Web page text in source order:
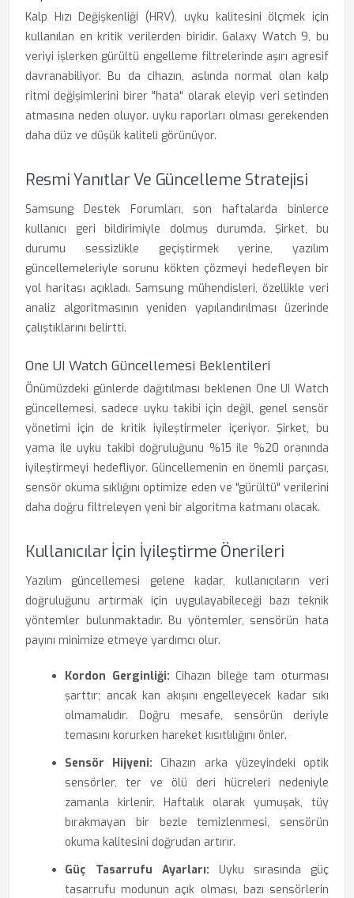
Kalp Hızı Değişkenliği (HRV), uyku kalitesini ölçmek için
kullanılan en kritik verilerden biridir. Galaxy Watch 9, bu
veriyi işlerken gürültü engelleme filtrelerinde aşırı agresif
davranabiliyor. Bu da cihazın, aslında normal olan kalp
ritmi değişimlerini birer "hata" olarak eleyip veri setinden
atmasına neden oluyor. uyku raporları olması gerekenden
daha düz ve düşük kaliteli görünüyor.
Resmi Yanıtlar Ve Güncelleme Stratejisi
Samsung Destek Forumları, son haftalarda binlerce
kullanıcı geri bildirimiyle dolmuş durumda. Şirket, bu
durumu sessizlikle geçiştirmek yerine, yazılım
güncellemeleriyle sorunu kökten çözmeyi hedefleyen bir
yol haritası açıkladı. Samsung mühendisleri, özellikle veri
analiz algoritmasının yeniden yapılandırılması üzerinde
çalıştıklarını belirtti.
One UI Watch Güncellemesi Beklentileri
Önümüzdeki günlerde dağıtılması beklenen One UI Watch
güncellemesi, sadece uyku takibi için değil, genel sensör
yönetimi için de kritik iyileştirmeler içeriyor. Şirket, bu
yama ile uyku takibi doğruluğunu %15 ile %20 oranında
iyileştirmeyi hedefliyor. Güncellemenin en önemli parçası,
sensör okuma sıklığını optimize eden ve "gürültü" verilerini
daha doğru filtreleyen yeni bir algoritma katmanı olacak.
Kullanıcılar İçin İyileştirme Önerileri
Yazılım güncellemesi gelene kadar, kullanıcıların veri
doğruluğunu artırmak için uygulayabileceği bazı teknik
yöntemler bulunmaktadır. Bu yöntemler, sensörün hata
payını minimize etmeye yardımcı olur.
Kordon Gerginliği: Cihazın bileğe tam oturması
şarttır; ancak kan akışını engelleyecek kadar sıkı
olmamalıdır. Doğru mesafe, sensörün deriyle
temasını korurken hareket kısıtlılığını önler.
Sensör Hijyeni: Cihazın arka yüzeyindeki optik
sensörler, ter ve ölü deri hücreleri nedeniyle
zamanla kirlenir. Haftalık olarak yumuşak, tüy
bırakmayan bir bezle temizlenmesi, sensörün
okuma kalitesini doğrudan artırır.
Güç Tasarrufu Ayarları: Uyku sırasında güç
tasarrufu modunun açık olması, bazı sensörlerin